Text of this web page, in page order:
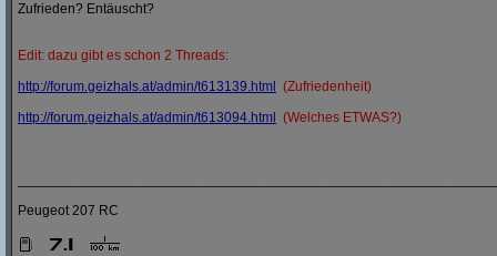
Zufrieden? Entäuscht?
Edit: dazu gibt es schon 2 Threads:
http://forum.geizhals.at/admin/t613139.html
(Zufriedenheit)
http://forum.geizhals.at/admin/t613094.html (Welches ETWAS?)
Peugeot 207 RC